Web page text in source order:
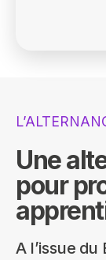
Une
pour
A l’issue